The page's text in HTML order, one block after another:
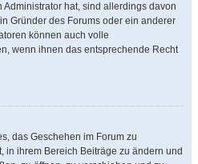
hat, sind allerdings davon
Gründer des Forums oder ein anderer
können auch volle
wenn ihnen das entsprechende Recht
das Geschehen im Forum zu
in ihrem Bereich Beiträge zu ändern und